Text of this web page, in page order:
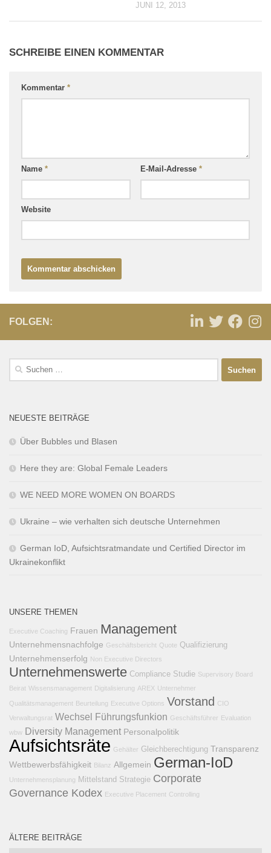
JUNI 12, 2013
SCHREIBE EINEN KOMMENTAR
Kommentar *
Name * E-Mail-Adresse *
Website
FOLGEN:
NEUESTE BEITRÄGE
Über Bubbles und Blasen
Here they are: Global Female Leaders
WE NEED MORE WOMEN ON BOARDS
Ukraine – wie verhalten sich deutsche Unternehmen
German IoD, Aufsichtsratmandate und Certified Director im
Ukrainekonflikt
UNSERE THEMEN
Executive Coaching Frauen Management
Unternehmensnachfolge Geschäftsbericht Quote Qualifizierung
Unternehmenserfolg Non Executive Directors
Unternehmenswerte Compliance Studie Supervisory Board
Beirat Wissensmanagement Digitalisierung AREX Unternehmer
Qualitätsmanagement Beurteilung Executive Options Vorstand
CIO
Verwaltungsrat Wechsel Führungsfunkion Geschäftsführer Evaluation
wbw Diversity Management Personalpolitik
Aufsichtsräte Gehälter Gleichberechtigung Transparenz
Wettbewerbsfähigkeit Bilanz Allgemein German-IoD
Unternehmensplanung Mittelstand Strategie Corporate
Governance Kodex Executive Placement Controlling
ÄLTERE BEITRÄGE